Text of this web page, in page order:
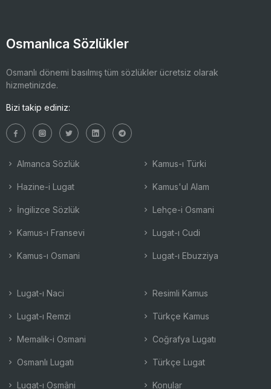
Osmanlıca Sözlükler
Osmanlı dönemi basılmış tüm sözlükler ücretsiz olarak
hizmetinizde.
Bizi takip ediniz:
Almanca Sözlük
Hazine-i Lugat
İngilizce Sözlük
Kamus-ı Fransevi
Kamus-ı Osmani
Kamus-ı Türki
Kamus'ul Alam
Lehçe-i Osmani
Lugat-ı Cudi
Lugat-ı Ebuzziya
Lugat-ı Naci
Lugat-ı Remzi
Memalik-i Osmani
Osmanlı Lugatı
Lugat-ı Osmâni
Resimli Kamus
Türkçe Kamus
Coğrafya Lugatı
Türkçe Lugat
Konular